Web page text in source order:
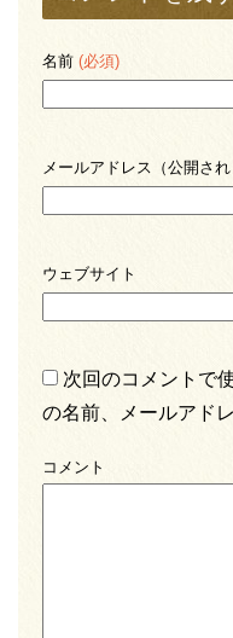
名前 (必須)
メールアドレス（公開され
ウェブサイト
次回のコメントで
の名前、メールアド
コメント